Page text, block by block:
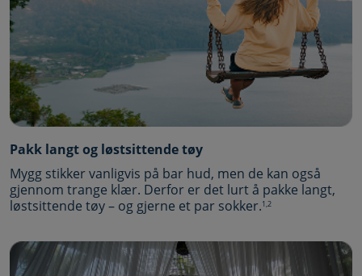
Pakk langt og løstsittende tøy
Mygg stikker vanligvis på bar hud, men de kan også
gjennom trange klær. Derfor er det lurt å pakke langt,
løstsittende tøy – og gjerne et par sokker.1,2